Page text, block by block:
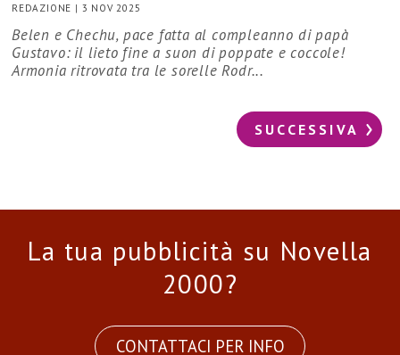
REDAZIONE | 3 NOV 2025
Belen e Chechu, pace fatta al compleanno di papà
Gustavo: il lieto fine a suon di poppate e coccole!
Armonia ritrovata tra le sorelle Rodr...
SUCCESSIVA
La tua pubblicità su Novella
2000?
CONTATTACI PER INFO